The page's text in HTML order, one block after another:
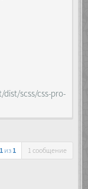
scss/css-pro-
1из 1 1 сообщение